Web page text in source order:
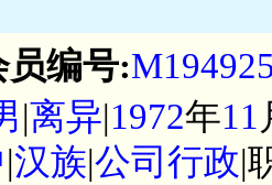
员编号:
|离异|1972年11
|汉族|公司行政|